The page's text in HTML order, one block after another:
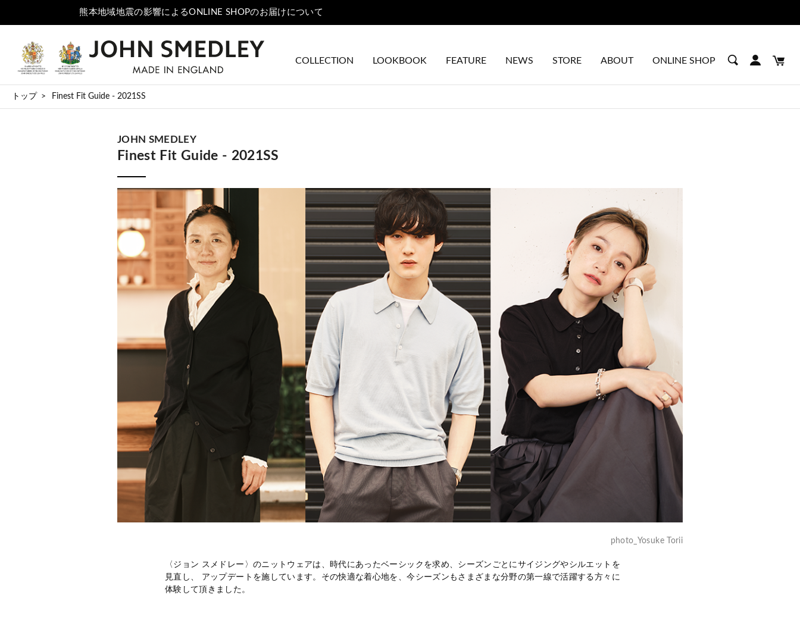
熊本地域地震の影響によるONLINE SHOPのお届けについて
COLLECTION LOOKBOOK FEATURE NEWS STORE ABOUT ONLINE SHOP
トップ Finest Fit Guide - 2021SS
JOHN SMEDLEY
Finest Fit Guide - 2021SS
photo_Yosuke Torii
〈ジョン スメドレー〉のニットウェアは、時代にあったベーシックを求め、シーズンごとにサイジングやシルエットを
見直し、 アップデートを施しています。その快適な着心地を、今シーズンもさまざまな分野の第一線で活躍する方々に
体験して頂きました。